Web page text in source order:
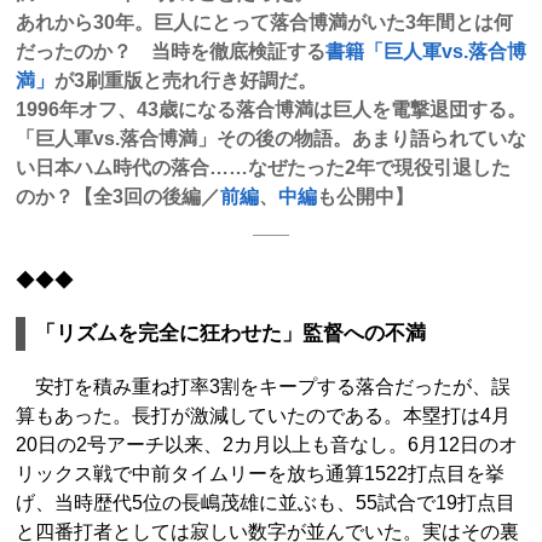
あれから30年。巨人にとって落合博満がいた3年間とは何
だったのか？ 当時を徹底検証する書籍「巨人軍vs.落合博
満」 が3刷重版と売れ行き好調だ。
1996年オフ、43歳になる落合博満は巨人を電撃退団する。
「巨人軍vs.落合博満」その後の物語。あまり語られていな
い日本ハム時代の落合……なぜたった2年で現役引退した
のか？【全3回の後編／前編、 中編も公開中】
◆◆◆
「リズムを完全に狂わせた」監督への不満
安打を積み重ね打率3割をキープする落合だったが、誤
算もあった。長打が激減していたのである。本塁打は4月
20日の2号アーチ以来、2カ月以上も音なし。6月12日のオ
リックス戦で中前タイムリーを放ち通算1522打点目を挙
げ、当時歴代5位の長嶋茂雄に並ぶも、55試合で19打点目
と四番打者としては寂しい数字が並んでいた。実はその裏